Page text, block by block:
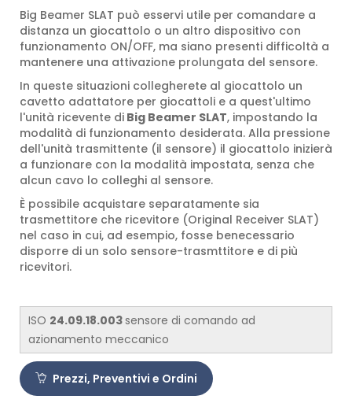
Big Beamer SLAT può esservi utile per comandare a
distanza un giocattolo o un altro dispositivo con
funzionamento ON/OFF, ma siano presenti difficoltà a
mantenere una attivazione prolungata del sensore.
In queste situazioni collegherete al giocattolo un
cavetto adattatore per giocattoli e a quest'ultimo
l'unità ricevente di Big Beamer SLAT, impostando la
modalità di funzionamento desiderata. Alla pressione
dell'unità trasmittente (il sensore) il giocattolo inizierà
a funzionare con la modalità impostata, senza che
alcun cavo lo colleghi al sensore.
È possibile acquistare separatamente sia
trasmettitore che ricevitore (Original Receiver SLAT)
nel caso in cui, ad esempio, fosse benecessario
disporre di un solo sensore-trasmttitore e di più
ricevitori.
ISO 24.09.18.003sensore di comando ad
azionamento meccanico
Prezzi, Preventivi e Ordini